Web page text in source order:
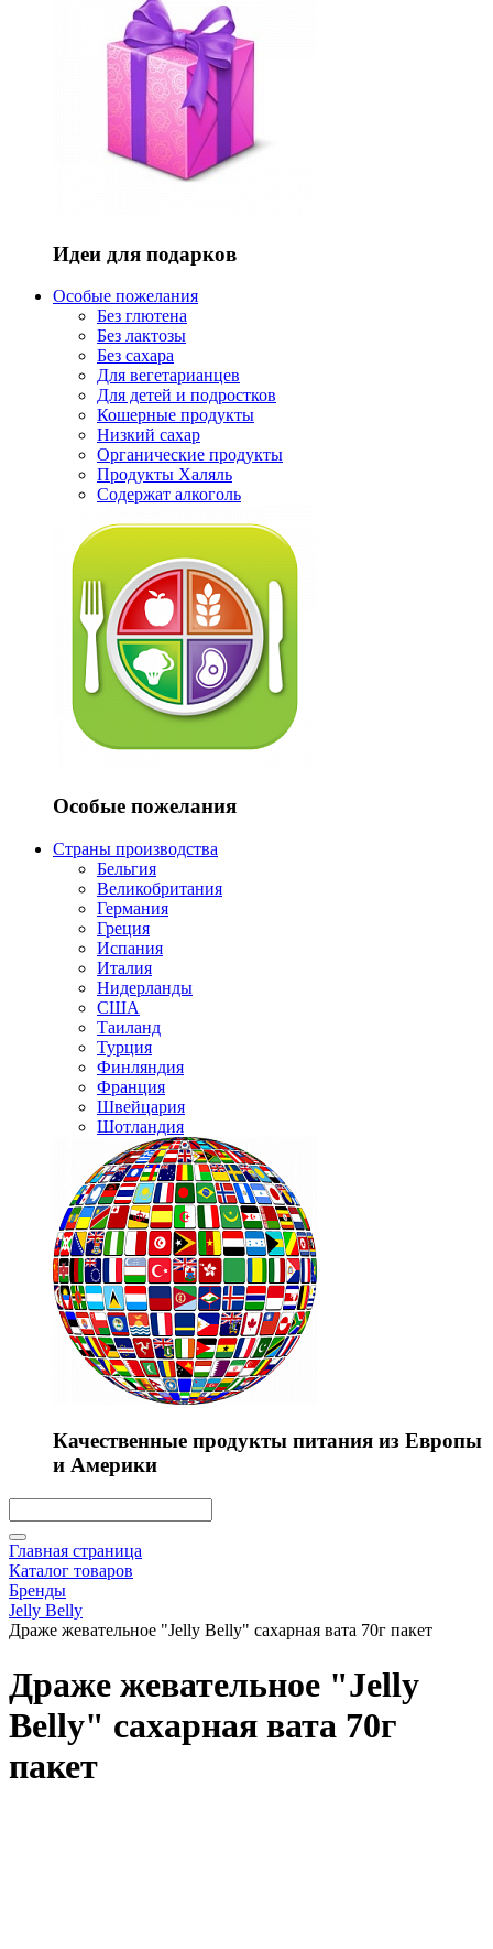
Идеи для подарков
Особые пожелания
Без глютена
Без лактозы
Без сахара
Для вегетарианцев
Для детей и подростков
Кошерные продукты
Низкий сахар
Органические продукты
Продукты Халяль
Содержат алкоголь
Особые пожелания
Страны производства
Бельгия
Великобритания
Германия
Греция
Испания
Италия
Нидерланды
США
Таиланд
Турция
Финляндия
Франция
Швейцария
Шотландия
Качественные продукты питания из Европы
и Америки
Главная страница
Каталог товаров
Бренды
Jelly Belly
Драже жевательное "Jelly Belly" сахарная вата 70г пакет
Драже жевательное "Jelly
Belly" сахарная вата 70г
пакет